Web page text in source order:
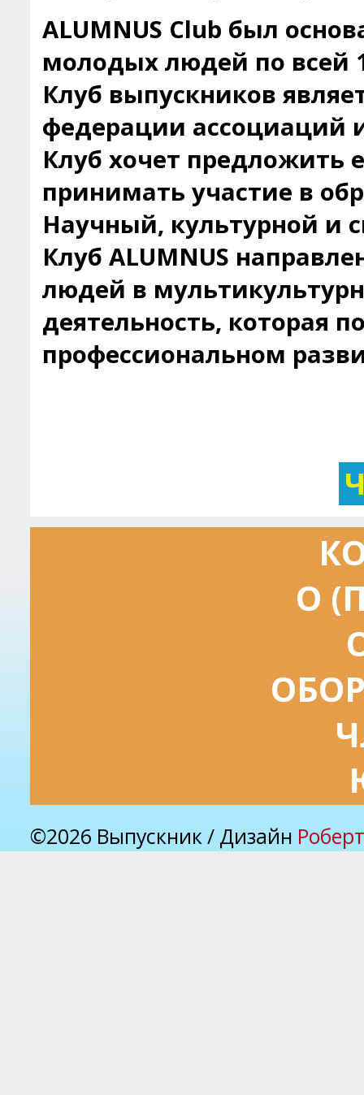
ALUMNUS Club был
молодых людей по всей
Клуб выпускников
федерации ассоциаций
Клуб хочет предложить
принимать участие в
Научный, культурной и
Клуб ALUMNUS
людей в
деятельность, которая
профессиональном
О
©2026 Выпускник / Дизайн